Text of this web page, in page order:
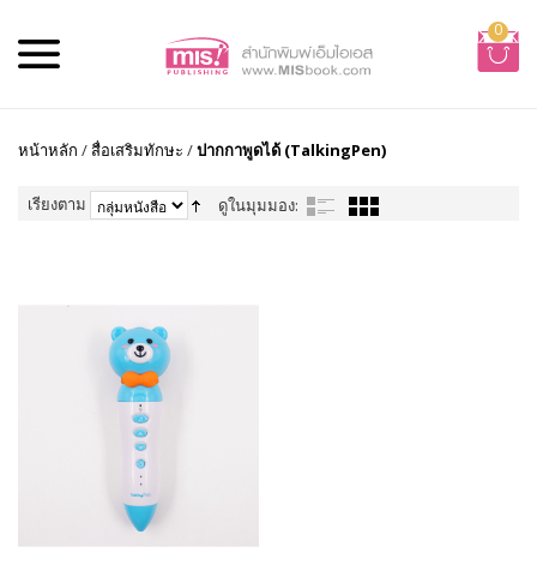
0
หน้าหลัก /สื่อเสริมทักษะ /ปากกาพูดได้ (TalkingPen)
เรียงตาม ดูในมุมมอง: